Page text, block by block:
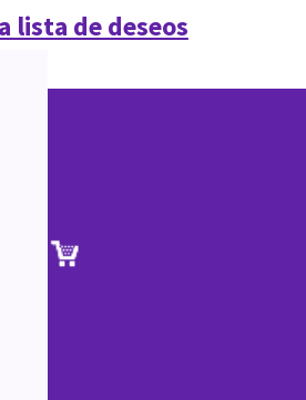
lista de deseos